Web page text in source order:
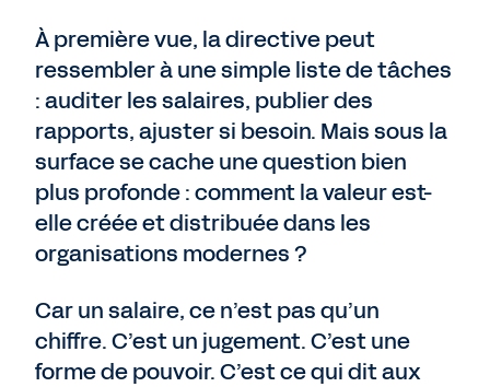
À première vue, la directive peut
ressembler à une simple liste de tâches
: auditer les salaires, publier des
rapports, ajuster si besoin. Mais sous la
surface se cache une question bien
plus profonde : comment la valeur est-
elle créée et distribuée dans les
organisations modernes ?
Car un salaire, ce n’est pas qu’un
chiffre. C’est un jugement. C’est une
forme de pouvoir. C’est ce qui dit aux